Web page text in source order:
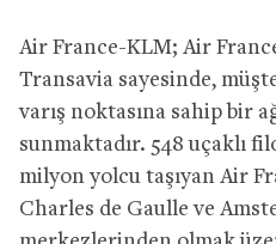
Air France-KLM; Air
Transavia sayesinde,
varış noktasına sahip bir
sunmaktadır. 548 uçaklı
milyon yolcu taşıyan Air
Charles de Gaulle ve